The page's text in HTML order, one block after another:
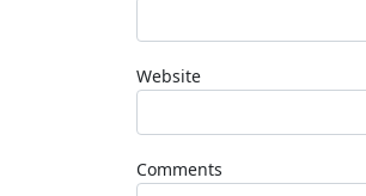
Website
Comments